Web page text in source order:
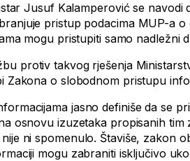
Jusuf Kalamperović se navodi
pristup podacima MUP-a
mogu pristupiti samo nadležni
protiv takvog rješenja
Zakona o slobodnom pristupu
jasno definiše da se
osnovu izuzetaka propisanih tim
ni spomenulo. Štaviše, zakon
mogu zabraniti isključivo